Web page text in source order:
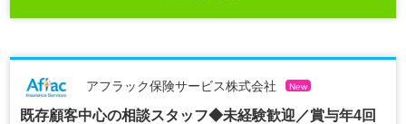
アフラック保険サービス株式会社 New
既存顧客中心の相談スタッフ◆未経験歓迎／賞与年4回